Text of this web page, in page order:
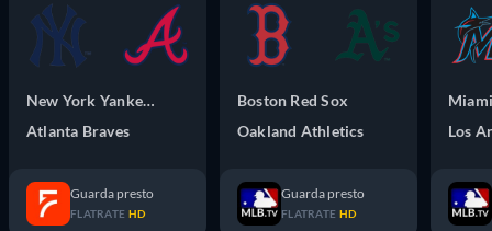
New York Yankees
Atlanta Braves
Guarda presto
FLATRATE HD
Boston Red Sox
Oakland Athletics
Guarda presto
FLATRATE HD